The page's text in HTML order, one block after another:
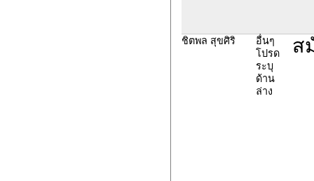
ชิตพล สุขศิริ
อื่นๆ
โปรด
ระบุ
ด้าน
ล่าง
ส